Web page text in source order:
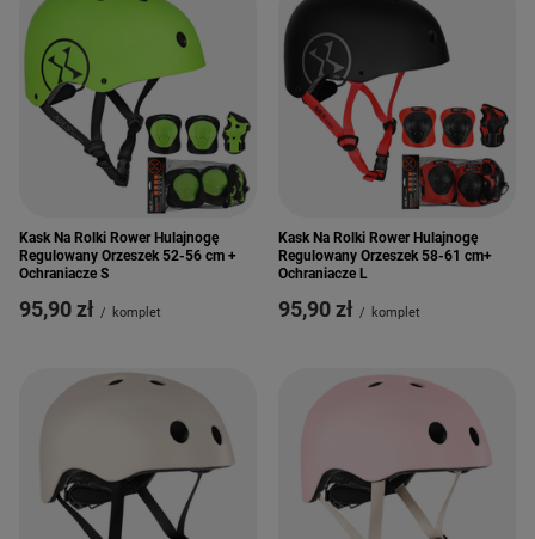
Kask Na Rolki Rower Hulajnogę
Regulowany Orzeszek 52-56 cm +
Ochraniacze S
95,90 zł / komplet
Kask Na Rolki Rower Hulajnogę
Regulowany Orzeszek 58-61 cm+
Ochraniacze L
95,90 zł / komplet